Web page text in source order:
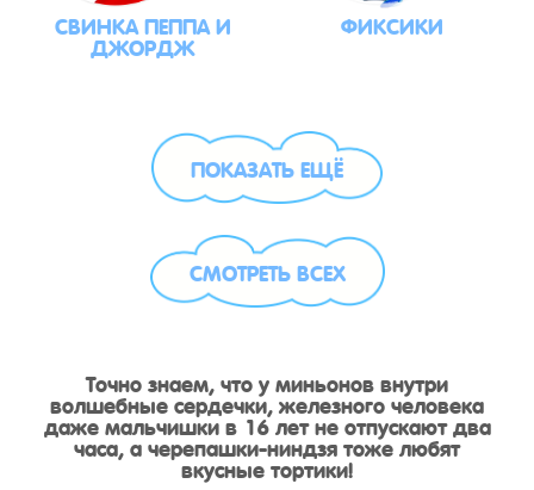
СВИНКА ПЕППА И
ДЖОРДЖ ФИКСИКИ
ПОКАЗАТЬ ЕЩЁ
СМОТРЕТЬ ВСЕХ
Точно знаем, что у миньонов внутри
волшебные сердечки, железного человека
даже мальчишки в 16 лет не отпускают два
часа, а черепашки-ниндзя тоже любят
вкусные тортики!